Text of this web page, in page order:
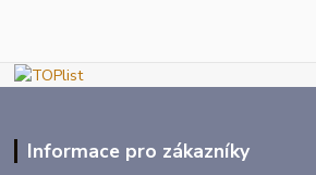
Informace pro zákazníky